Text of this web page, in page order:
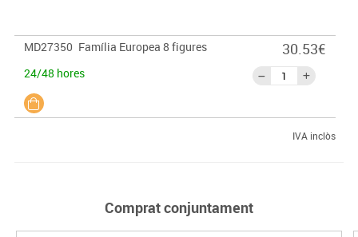
MD27350 Família Europea 8 figures
24/48 hores
30.53€
IVA inclòs
Comprat conjuntament